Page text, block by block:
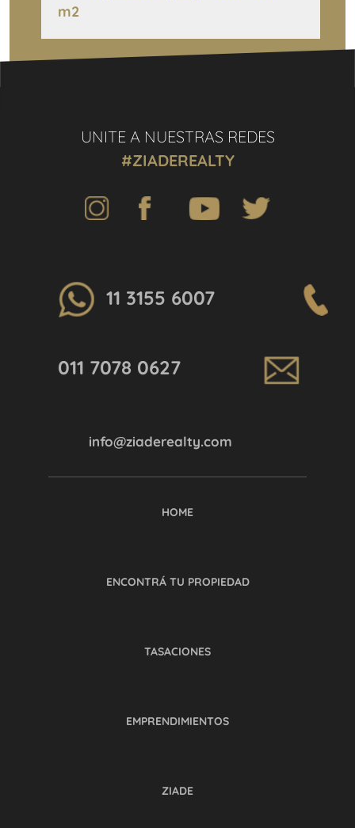
m2
UNITE A NUESTRAS REDES
#ZIADEREALTY
11 3155 6007
011 7078 0627
info@ziaderealty.com
HOME
ENCONTRÁ TU PROPIEDAD
TASACIONES
EMPRENDIMIENTOS
ZIADE